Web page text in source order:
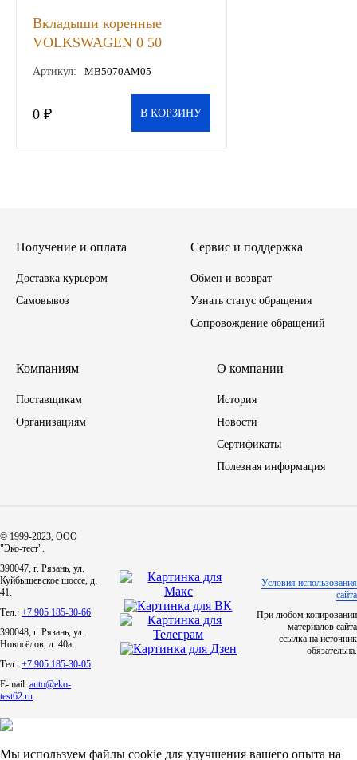
ПАЗ, КАВЗ
Иномарки
КРАЗ
Спецтехника
Автоаксессуары
Материалы для ремонта
АКБ
Лампы
Вкладыши коренные
VOLKSWAGEN 0 50
Артикул: MB5070AM05
0 ₽ В КОРЗИНУ
Получение и оплата
Доставка курьером
Самовывоз
Сервис и поддержка
Обмен и возврат
Узнать статус обращения
Сопровождение обращений
Компаниям
Поставщикам
Организациям
О компании
История
Новости
Сертификаты
Полезная информация
© 1999-2023, ООО
"Эко-тест".
390047, г. Рязань, ул.
Куйбышевское шоссе, д.
41.
Тел.: +7 905 185-30-66
390048, г. Рязань, ул.
Новосёлов, д. 40а.
Тел.: +7 905 185-30-05
E-mail: auto@eko-
test62.ru
Условия использования
сайта
При любом копировании
материалов сайта
ссылка на источник
обязательна.
Мы используем файлы cookie для улучшения вашего опыта на